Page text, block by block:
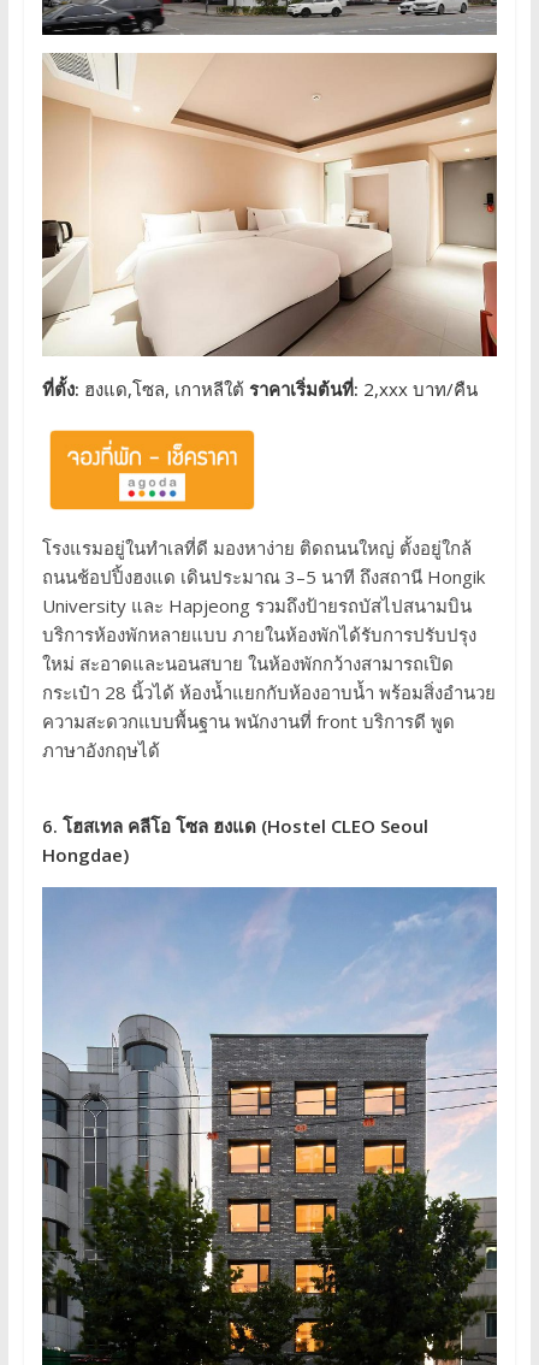
ที่ตั้ง: ฮงแด,โซล, เกาหลีใต้ ราคาเริ่มต้นที่: 2,xxx บาท/คืน
โรงแรมอยู่ในทำเลที่ดี มองหาง่าย ติดถนนใหญ่ ตั้งอยู่ใกล้
ถนนช้อปปิ้งฮงแด เดินประมาณ 3–5 นาที ถึงสถานี Hongik
University และ Hapjeong รวมถึงป้ายรถบัสไปสนามบิน
บริการห้องพักหลายแบบ ภายในห้องพักได้รับการปรับปรุง
ใหม่ สะอาดและนอนสบาย ในห้องพักกว้างสามารถเปิด
กระเป๋า 28 นิ้วได้ ห้องน้ำแยกกับห้องอาบน้ำ พร้อมสิ่งอำนวย
ความสะดวกแบบพื้นฐาน พนักงานที่ front บริการดี พูด
ภาษาอังกฤษได้
6. โฮสเทล คลีโอ โซล ฮงแด (Hostel CLEO Seoul
Hongdae)